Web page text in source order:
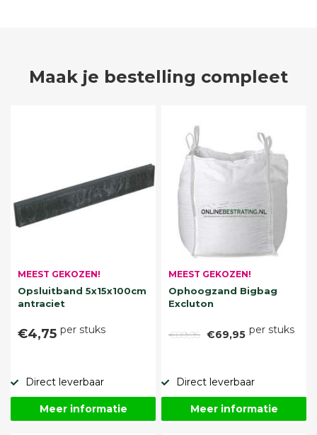
Maak je bestelling compleet
MEEST GEKOZEN!
Opsluitband 5x15x100cm
antraciet
€4,75 per stuks
Direct leverbaar
Meer informatie
MEEST GEKOZEN!
Ophoogzand Bigbag
Excluton
€89,95 €69,95 per stuks
Direct leverbaar
Meer informatie